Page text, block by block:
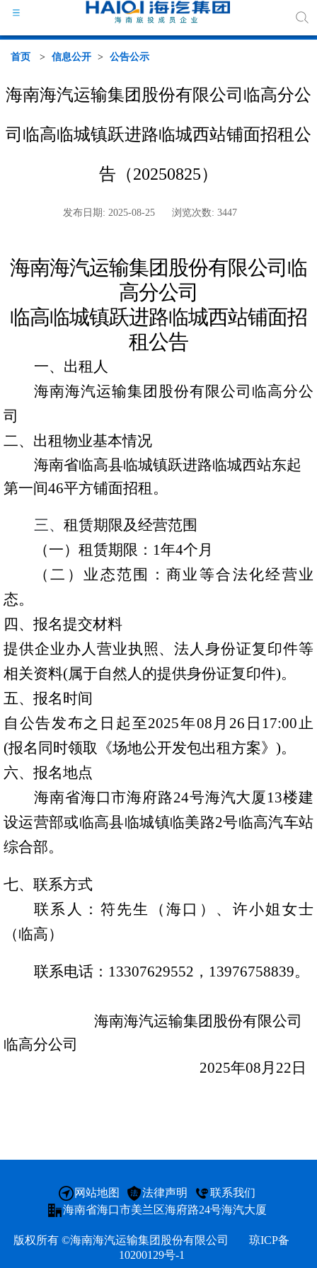
组织
媒体
政策
海汽
海旅
海汽
客运
人才
公告
公司
首页 > 信息公开 > 公告公示
海南海汽运输集团股份有限公司临高分公
司临高临城镇跃进路临城西站铺面招租公
告（20250825）
发布日期: 2025-08-25 浏览次数: 3447
海南海汽运输集团股份有限公司 临
高分公司
临高临城镇跃进路临城西站铺面招
租公告
一、 出租人
海南海汽运输集团股份有限公司临高分公
司
二、出租物业基本情况
海南省临高县临城镇跃进路临城西站东起
第一间46平方铺面招租 。
三、 租赁期限及经营范围
（一）租赁期限： 1年4个月
（二）业态范围：商业等合法化经营业
态。
四、报名提交材料
提供企业办人营业执照、法人身份证复印件等
相关资料(属于自然人的提供身份证复印件)。
五、报名时间
自公告发布之日起至2025年08月26日17:00止
(报名同时领取《场地公开发包出租方案》)。
六、报名地点
海南省海口市海府路24号海汽大厦13楼建
设运营部或临高县临城镇临美路2号临高汽车站
综合部。
七、联系方式
联系人：符先生（海口）、 许小姐 女士
（临高）
联系电话： 13307629552 ， 13976758839。
海南海汽运输集团股份有限公司
临高分公司
2025年08月22日
网站地图 法律声明
联系我们
海南省海口市美兰区海府路24号海汽大厦
版权所有 ©海南海汽运输集团股份有限公司
琼ICP备
10200129号-1